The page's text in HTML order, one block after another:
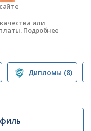
или
Подробнее
Дипломы (8)